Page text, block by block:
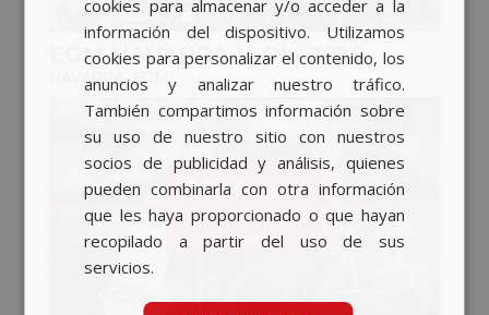
EGM NAVARRA 1ª Ola 2026
NAVARRA,EGM
ENGLISH
cookies para almacenar y/o acceder a la
información del dispositivo. Utilizamos
cookies para personalizar el contenido, los
anuncios y analizar nuestro tráfico.
También compartimos información sobre
su uso de nuestro sitio con nuestros
socios de publicidad y análisis, quienes
pueden combinarla con otra información
que les haya proporcionado o que hayan
recopilado a partir del uso de sus
servicios.